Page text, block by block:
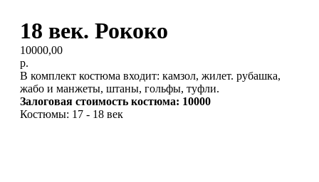
18 век. Рококо
10000,00
р.
В комплект костюма входит: камзол, жилет. рубашка,
жабо и манжеты, штаны, гольфы, туфли.
Залоговая стоимость костюма: 10000
Костюмы: 17 - 18 век